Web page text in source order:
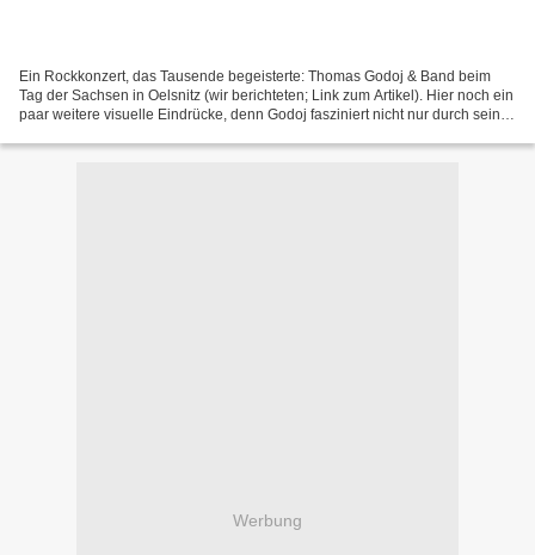
Ein Rockkonzert, das Tausende begeisterte: Thomas Godoj & Band beim
Tag der Sachsen in Oelsnitz (wir berichteten; Link zum Artikel). Hier noch ein
paar weitere visuelle Eindrücke, denn Godoj fasziniert nicht nur durch seine
Werbung